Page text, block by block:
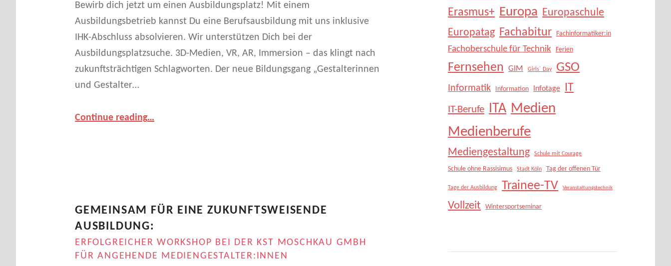
Bewirb dich jetzt um einen Ausbildungsplatz! Mit einem
Ausbildungsbetrieb kannst Du eine Berufsausbildung mit uns inklusive
IHK-Abschluss absolvieren. Wir unterstützen Dich bei der
Ausbildungsplatzsuche. 3D-Medien, VR, AR, Immersion – das klingt nach
zukunftsträchtigen Schlagworten. Der neue Bildungsgang „Gestalterinnen
und Gestalter…
Continue reading“Gestalter:in für immersive Medien – wir sind der schulische Partner für Ausbildungen in NRW”
…
GEMEINSAM FÜR EINE ZUKUNFTSWEISENDE
AUSBILDUNG:
ERFOLGREICHER WORKSHOP BEI DER KST MOSCHKAU GMBH
FÜR ANGEHENDE MEDIENGESTALTER:INNEN
Erasmus+ Europa Europaschule
Europatag Fachabitur Fachinformatiker:in
Fachoberschule für Technik Ferien
Fernsehen GIM Girls´ Day GSO
Informatik Information Infotage IT
IT-Berufe ITA Medien
Medienberufe
Mediengestaltung Schule mit Courage
Schule ohne Rassisimus Stadt Köln Tag der offenen Tür
Tage der Ausbildung Trainee-TV Veranstaltungstechnik
Vollzeit Wintersportseminar